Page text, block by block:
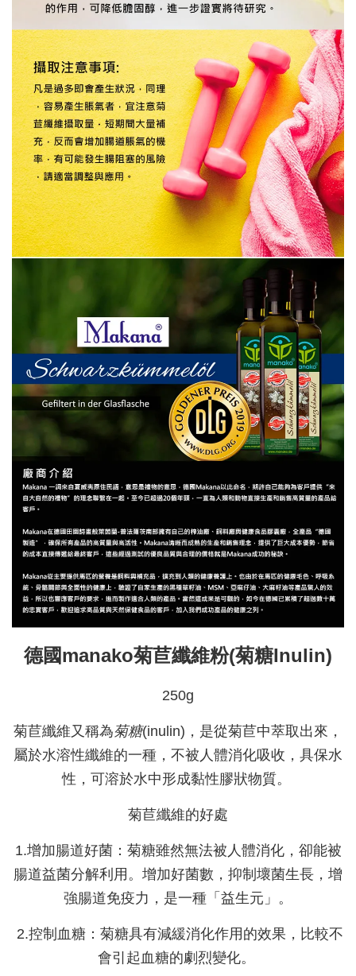
德國manako菊苣纖維粉(菊糖Inulin)
250g
菊苣纖維又稱為菊糖(inulin)，是從菊苣中萃取出來，
屬於水溶性纖維的一種，不被人體消化吸收，具保水
性，可溶於水中形成黏性膠狀物質。
菊苣纖維的好處
1.增加腸道好菌：菊糖雖然無法被人體消化，卻能被
腸道益菌分解利用。增加好菌數，抑制壞菌生長，增
強腸道免疫力，是一種「益生元」。
2.控制血糖：菊糖具有減緩消化作用的效果，比較不
會引起血糖的劇烈變化。